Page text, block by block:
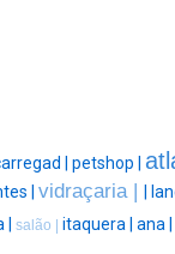
| petshop |
| vidraçaria |
salão | itaquera | ana |